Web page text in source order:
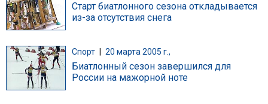
Старт биатлонного сезона откладывается
из-за отсутствия снега
Спорт | 20 марта 2005 г.,
Биатлонный сезон завершился для
России на мажорной ноте